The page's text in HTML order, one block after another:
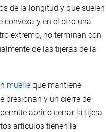
de la longitud y que suelen
convexa y en el otro una
extremo, no terminan con
de las tijeras de la
muelle que mantiene
presionan y un cierre de
abrir o cerrar la tijera
artículos tienen la